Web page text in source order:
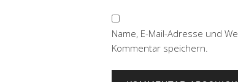
Name, E-Mail-Adresse und
Kommentar speichern.